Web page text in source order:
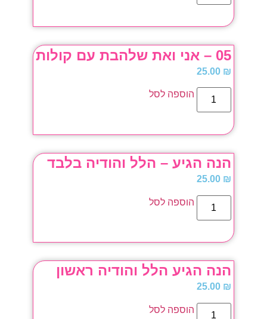
05 – אני ואת שלהבת עם קולות
25.00 ₪
הוספה לסל
הנה הגיע – הלל והודיה בלבד
25.00 ₪
הוספה לסל
הנה הגיע הלל והודיה ראשון
25.00 ₪
הוספה לסל